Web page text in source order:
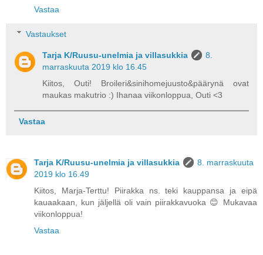
Vastaa
Vastaukset
Tarja K/Ruusu-unelmia ja villasukkia
8.
marraskuuta 2019 klo 16.45
Kiitos, Outi! Broileri&sinihomejuusto&päärynä ovat
maukas makutrio :) Ihanaa viikonloppua, Outi <3
Vastaa
Tarja K/Ruusu-unelmia ja villasukkia
8. marraskuuta
2019 klo 16.49
Kiitos, Marja-Terttu! Piirakka ns. teki kauppansa ja eipä
kauaakaan, kun jäljellä oli vain piirakkavuoka 😊 Mukavaa
viikonloppua!
Vastaa